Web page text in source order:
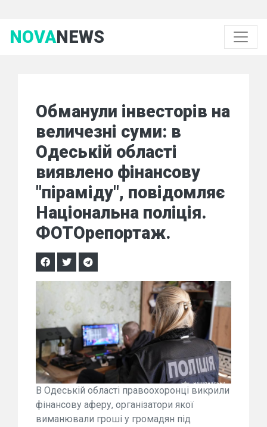
NOVANEWS
Обманули інвесторів на
величезні суми: в
Одеській області
виявлено фінансову
"піраміду", повідомляє
Національна поліція.
ФОТОрепортаж.
В Одеській області правоохоронці викрили
фінансову аферу, організатори якої
виманювали гроші у громадян під